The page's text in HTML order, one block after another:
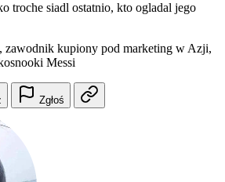
troche siadl ostatnio, kto ogladal jego
zawodnik kupiony pod marketing w Azji,
Messi
Zgłoś